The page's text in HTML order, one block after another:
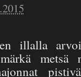
illalla